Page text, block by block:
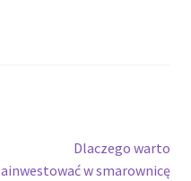
Następny
wpis:
Dlaczego warto
w smarownicę